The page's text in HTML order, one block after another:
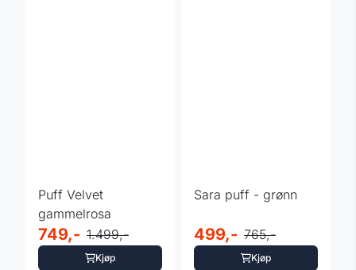
Puff Velvet
gammelrosa
749,- 1.499,-
Kjøp
Sara puff - grønn
499,- 765,-
Kjøp